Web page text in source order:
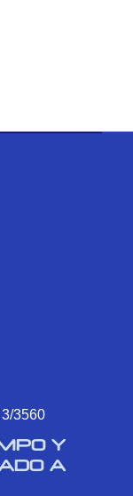
3560
Y
A